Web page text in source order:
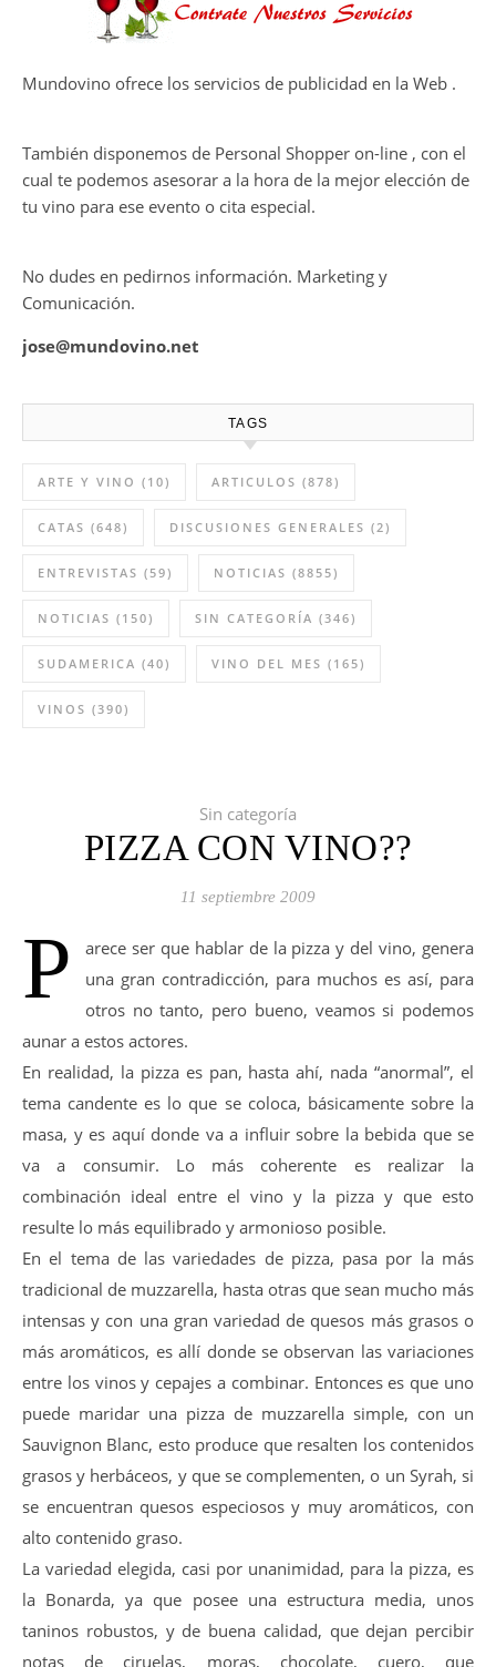
Mundovino ofrece los servicios de publicidad en la Web .
También disponemos de Personal Shopper on-line , con el
cual te podemos asesorar a la hora de la mejor elección de
tu vino para ese evento o cita especial.
No dudes en pedirnos información. Marketing y
Comunicación.
jose@mundovino.net
TAGS
ARTE Y VINO (10) ARTICULOS (878)
CATAS (648) DISCUSIONES GENERALES (2)
ENTREVISTAS (59) NOTICIAS (8855)
NOTICIAS (150) SIN CATEGORÍA (346)
SUDAMERICA (40) VINO DEL MES (165)
VINOS (390)
Sin categoría
PIZZA CON VINO??
11 septiembre 2009
P
arece ser que hablar de la pizza y del vino, genera
una gran contradicción, para muchos es así, para
otros no tanto, pero bueno, veamos si podemos
aunar a estos actores.
En realidad, la pizza es pan, hasta ahí, nada “anormal”, el
tema candente es lo que se coloca, básicamente sobre la
masa, y es aquí donde va a influir sobre la bebida que se
va a consumir. Lo más coherente es realizar la
combinación ideal entre el vino y la pizza y que esto
resulte lo más equilibrado y armonioso posible.
En el tema de las variedades de pizza, pasa por la más
tradicional de muzzarella, hasta otras que sean mucho más
intensas y con una gran variedad de quesos más grasos o
más aromáticos, es allí donde se observan las variaciones
entre los vinos y cepajes a combinar. Entonces es que uno
puede maridar una pizza de muzzarella simple, con un
Sauvignon Blanc, esto produce que resalten los contenidos
grasos y herbáceos, y que se complementen, o un Syrah, si
se encuentran quesos especiosos y muy aromáticos, con
alto contenido graso.
La variedad elegida, casi por unanimidad, para la pizza, es
la Bonarda, ya que posee una estructura media, unos
taninos robustos, y de buena calidad, que dejan percibir
notas de ciruelas, moras, chocolate, cuero, que